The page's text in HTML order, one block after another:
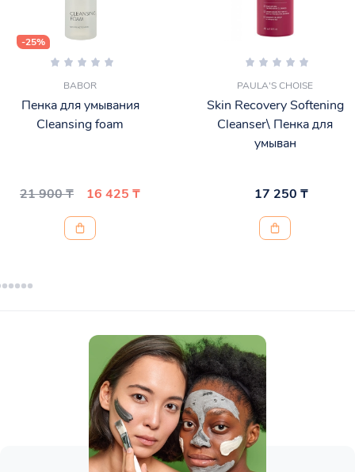
-25%
BABOR
Пенка для умывания
Cleansing foam
21 900 ₸ 16 425 ₸
PAULA'S CHOISE
Skin Recovery Softening
Cleanser\ Пенка для
умыван
17 250 ₸